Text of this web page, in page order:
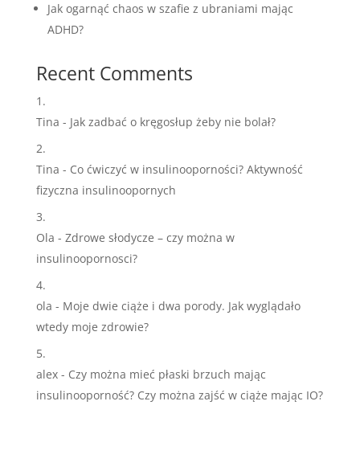
Jak ogarnąć chaos w szafie z ubraniami mając
ADHD?
Recent Comments
Tina - Jak zadbać o kręgosłup żeby nie bolał?
Tina - Co ćwiczyć w insulinooporności? Aktywność
fizyczna insulinoopornych
Ola - Zdrowe słodycze – czy można w
insulinoopornosci?
ola - Moje dwie ciąże i dwa porody. Jak wyglądało
wtedy moje zdrowie?
alex- Czy można mieć płaski brzuch mając
insulinooporność? Czy można zajść w ciąże mając IO?